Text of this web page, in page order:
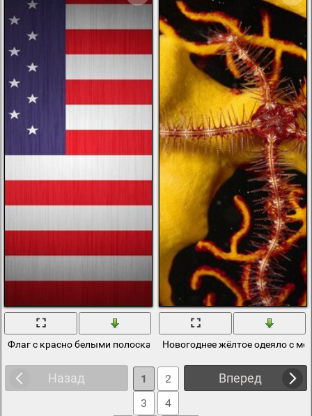
Флаг с красно белыми полосками, звездочками и синим
Новогоднее жёлтое одеяло с
Назад Вперед
1
2
3
4